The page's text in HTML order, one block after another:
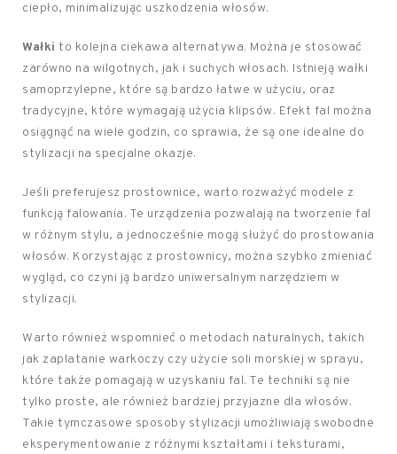
ciepło, minimalizując uszkodzenia włosów.
Wałki to kolejna ciekawa alternatywa. Można je stosować
zarówno na wilgotnych, jak i suchych włosach. Istnieją wałki
samoprzylepne, które są bardzo łatwe w użyciu, oraz
tradycyjne, które wymagają użycia klipsów. Efekt fal można
osiągnąć na wiele godzin, co sprawia, że są one idealne do
stylizacji na specjalne okazje.
Jeśli preferujesz prostownice, warto rozważyć modele z
funkcją falowania. Te urządzenia pozwalają na tworzenie fal
w różnym stylu, a jednocześnie mogą służyć do prostowania
włosów. Korzystając z prostownicy, można szybko zmieniać
wygląd, co czyni ją bardzo uniwersalnym narzędziem w
stylizacji.
Warto również wspomnieć o metodach naturalnych, takich
jak zaplatanie warkoczy czy użycie soli morskiej w sprayu,
które także pomagają w uzyskaniu fal. Te techniki są nie
tylko proste, ale również bardziej przyjazne dla włosów.
Takie tymczasowe sposoby stylizacji umożliwiają swobodne
eksperymentowanie z różnymi kształtami i teksturami,